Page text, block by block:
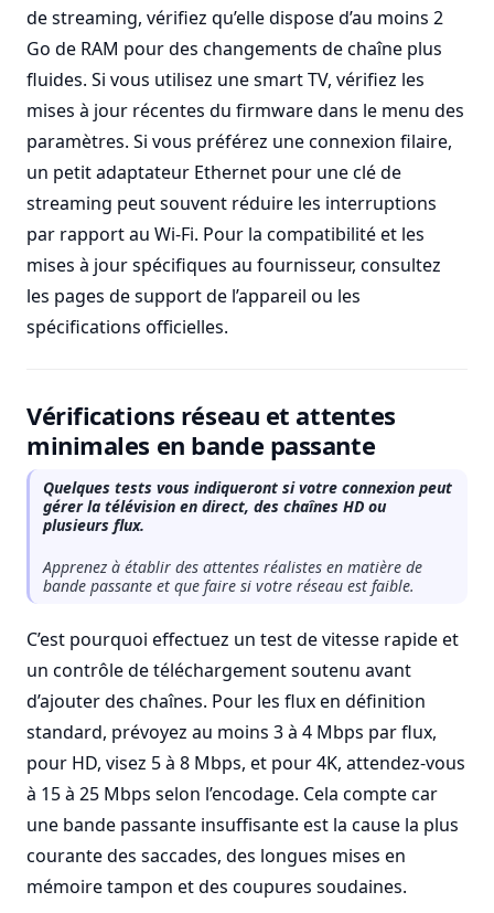
de streaming, vérifiez qu’elle dispose d’au moins 2
Go de RAM pour des changements de chaîne plus
fluides. Si vous utilisez une smart TV, vérifiez les
mises à jour récentes du firmware dans le menu des
paramètres. Si vous préférez une connexion filaire,
un petit adaptateur Ethernet pour une clé de
streaming peut souvent réduire les interruptions
par rapport au Wi-Fi. Pour la compatibilité et les
mises à jour spécifiques au fournisseur, consultez
les pages de support de l’appareil ou les
spécifications officielles.
Vérifications réseau et attentes
minimales en bande passante
Quelques tests vous indiqueront si votre connexion peut
gérer la télévision en direct, des chaînes HD ou
plusieurs flux.
Apprenez à établir des attentes réalistes en matière de
bande passante et que faire si votre réseau est faible.
C’est pourquoi effectuez un test de vitesse rapide et
un contrôle de téléchargement soutenu avant
d’ajouter des chaînes. Pour les flux en définition
standard, prévoyez au moins 3 à 4 Mbps par flux,
pour HD, visez 5 à 8 Mbps, et pour 4K, attendez-vous
à 15 à 25 Mbps selon l’encodage. Cela compte car
une bande passante insuffisante est la cause la plus
courante des saccades, des longues mises en
mémoire tampon et des coupures soudaines.